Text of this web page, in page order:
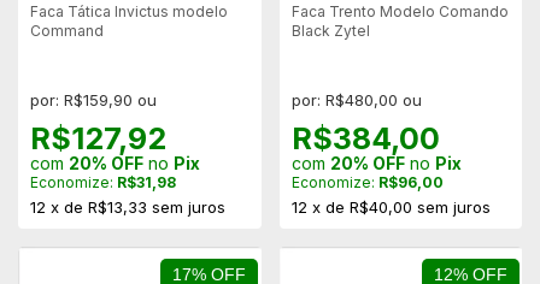
Faca Tática Invictus modelo
Command
por: R$159,90 ou
R$127,92
com 20% OFF no Pix
Economize: R$31,98
12 x de R$13,33 sem juros
Faca Trento Modelo Comando
Black Zytel
por: R$480,00 ou
R$384,00
com 20% OFFno Pix
Economize: R$96,00
12 x de R$40,00 sem juros
17% OFF 12% OFF